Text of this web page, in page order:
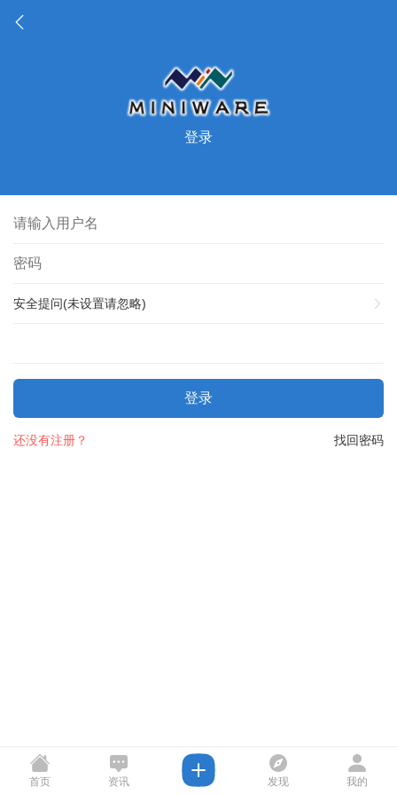
登录
安全提问(未设置请忽略)
登录
找回密码
还没有注册？
首页 资讯 发现 我的